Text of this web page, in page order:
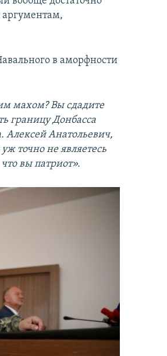
аргументам,
в аморфности
махом? Вы сдадите
границу Донбасса
Алексей Анатольевич,
точно не являетесь
вы патриот».